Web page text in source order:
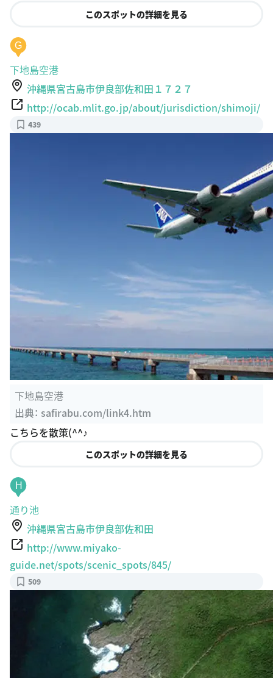
このスポットの詳細を見る
G
下地島空港
沖縄県宮古島市伊良部佐和田１７２７
http://ocab.mlit.go.jp/about/jurisdiction/shimoji/
439
下地島空港
出典： safirabu.com/link4.htm
こちらを散策(^^♪
このスポットの詳細を見る
H
通り池
沖縄県宮古島市伊良部佐和田
http://www.miyako-
guide.net/spots/scenic_spots/845/
509